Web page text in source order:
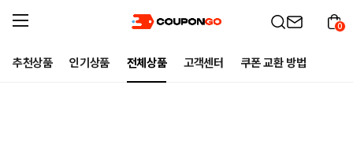
추천상품 인기상품 전체상품 고객센터 쿠폰 교환 방법
0